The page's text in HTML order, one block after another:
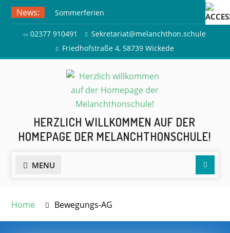
Skip
content
News:
Sommerferien
Ausflug zur Freilichtbühne
Herdringen
02377 910491
Sekretariat@melanchthon.schule
Friedhofstraße 4, 58739 Wickede
HERZLICH WILLKOMMEN AUF DER
HOMEPAGE DER MELANCHTHONSCHULE!
MENU
Home Bewegungs-AG